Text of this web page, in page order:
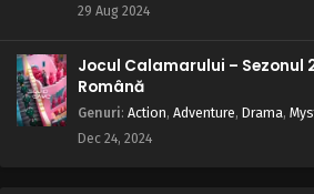
29 Aug 2024
Jocul Calamarului – Sezonul
Română
Genuri: Action, Adventure, Drama,
Dec 24, 2024